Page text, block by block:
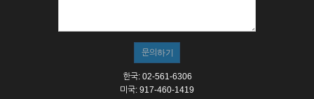
한국: 02-561-6306
미국: 917-460-1419